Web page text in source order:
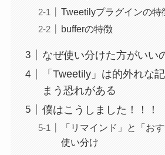
Tweetilyプラグインの特
bufferの特徴
なぜ使い分けた方がいい
「Tweetily」は的外れな
まう恐れがある
僕はこうしました！！！
「リマインド」と「お
使い分け